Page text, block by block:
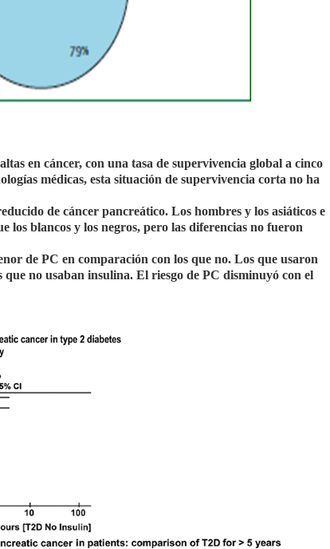
en cáncer, con una tasa de supervivencia global a cinco
médicas, esta situación de supervivencia corta no ha
de cáncer pancreático. Los hombres y los asiáticos e
los blancos y los negros, pero las diferencias no fueron
de PC en comparación con los que no. Los que usaron
no usaban insulina. El riesgo de PC disminuyó con el